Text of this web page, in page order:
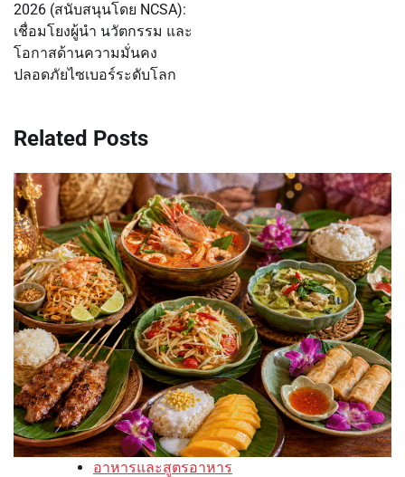
2026 (สนับสนุนโดย NCSA):
เชื่อมโยงผู้นำ นวัตกรรม และ
โอกาสด้านความมั่นคง
ปลอดภัยไซเบอร์ระดับโลก
Related Posts
อาหารและสูตรอาหาร